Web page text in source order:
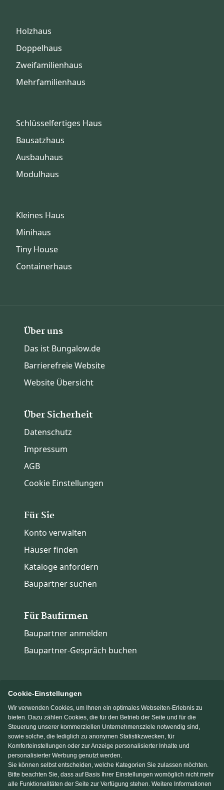
Holzhaus
Doppelhaus
Zweifamilienhaus
Mehrfamilienhaus
Schlüsselfertiges Haus
Bausatzhaus
Ausbauhaus
Modulhaus
Kleines Haus
Minihaus
Tiny House
Containerhaus
Über uns
Das ist Bungalow.de
Barrierefreie Website
Website Übersicht
Über Sicherheit
Datenschutz
Impressum
AGB
Cookie Einstellungen
Für Sie
Konto verwalten
Häuser finden
Kataloge anfordern
Baupartner suchen
Für Baufirmen
Baupartner anmelden
Baupartner-Gespräch buchen
Immowelt.de Bauen.de
Massivhaus.de Fertighaus.de
Einfamilienhaus.de
Cookie-Einstellungen
Wir verwenden Cookies, um Ihnen ein optimales Webseiten-Erlebnis zu
bieten. Dazu zählen Cookies, die für den Betrieb der Seite und für die
Steuerung unserer kommerziellen Unternehmensziele notwendig sind,
sowie solche, die lediglich zu anonymen Statistikzwecken, für
Komforteinstellungen oder zur Anzeige personalisierter Inhalte und
personalisierter Werbung genutzt werden.
Sie können selbst entscheiden, welche Kategorien Sie zulassen möchten.
Bitte beachten Sie, dass auf Basis Ihrer Einstellungen womöglich nicht mehr
alle Funktionalitäten der Seite zur Verfügung stehen. Weitere Informationen